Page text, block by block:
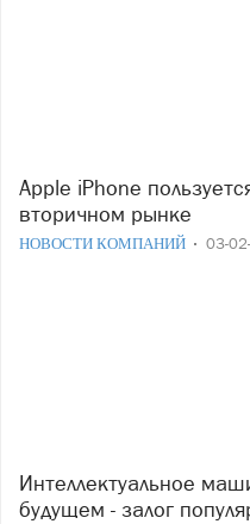
Apple iPhone пользуется спросом даже на
вторичном рынке
НОВОСТИ КОМПАНИЙ 03-
Интеллектуальное машиностроение и забота о
будущем - залог